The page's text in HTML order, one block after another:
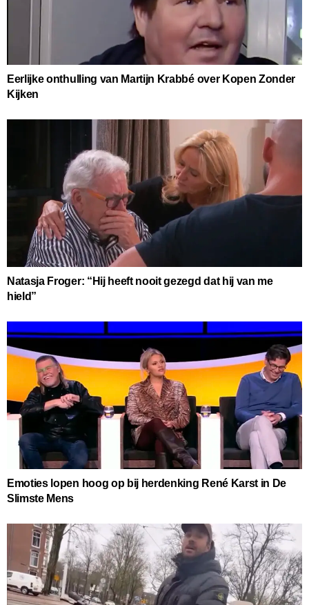
Eerlijke onthulling van Martijn Krabbé over Kopen Zonder
Kijken
Natasja Froger: “Hij heeft nooit gezegd dat hij van me
hield”
Emoties lopen hoog op bij herdenking René Karst in De
Slimste Mens